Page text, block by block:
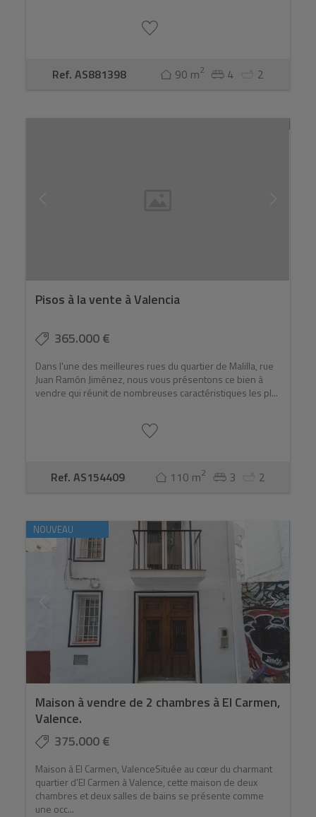
Ref. AS881398 90 m2 4 2
Pisos à la vente à Valencia
365.000 €
Dans l'une des meilleures rues du quartier de Malilla, rue
Juan Ramón Jiménez, nous vous présentons ce bien à
vendre qui réunit de nombreuses caractéristiques les pl...
Ref. AS154409 110 m2 3 2
NOUVEAU
Maison à vendre de 2 chambres à El Carmen,
Valence.
375.000 €
Maison à El Carmen, ValenceSituée au cœur du charmant
quartier d'El Carmen à Valence, cette maison de deux
chambres et deux salles de bains se présente comme
une occ...